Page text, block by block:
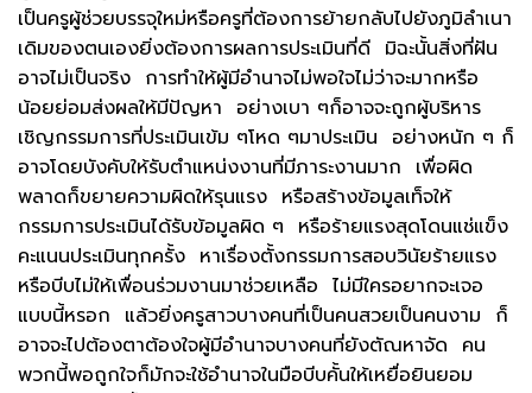
เป็นครูผู้ช่วยบรรจุใหม่หรือครูที่ต้องการย้ายกลับไปยังภูมิลำเนา
เดิมของตนเองยิ่งต้องการผลการประเมินที่ดี มิฉะนั้นสิ่งที่ฝัน
อาจไม่เป็นจริง การทำให้ผู้มีอำนาจไม่พอใจไม่ว่าจะมากหรือ
น้อยย่อมส่งผลให้มีปัญหา อย่างเบา ๆก็อาจจะถูกผู้บริหาร
เชิญกรรมการที่ประเมินเข้ม ๆโหด ๆมาประเมิน อย่างหนัก ๆ ก็
อาจโดยบังคับให้รับตำแหน่งงานที่มีภาระงานมาก เพื่อผิด
พลาดก็ขยายความผิดให้รุนแรง หรือสร้างข้อมูลเท็จให้
กรรมการประเมินได้รับข้อมูลผิด ๆ หรือร้ายแรงสุดโดนแช่แข็ง
คะแนนประเมินทุกครั้ง หาเรื่องตั้งกรรมการสอบวินัยร้ายแรง
หรือบีบไม่ให้เพื่อนร่วมงานมาช่วยเหลือ ไม่มีใครอยากจะเจอ
แบบนี้หรอก แล้วยิ่งครูสาวบางคนที่เป็นคนสวยเป็นคนงาม ก็
อาจจะไปต้องตาต้องใจผู้มีอำนาจบางคนที่ยังตัณหาจัด คน
พวกนี้พอถูกใจก็มักจะใช้อำนาจในมือบีบคั้นให้เหยื่อยินยอม